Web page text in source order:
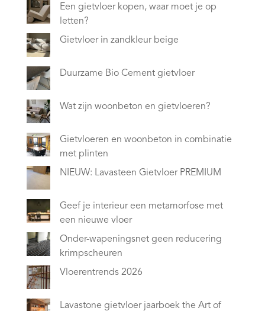
Een gietvloer kopen, waar moet je op
letten?
Gietvloer in zandkleur beige
Duurzame Bio Cement gietvloer
Wat zijn woonbeton en gietvloeren?
Gietvloeren en woonbeton in combinatie
met plinten
NIEUW: Lavasteen Gietvloer PREMIUM
Geef je interieur een metamorfose met
een nieuwe vloer
Onder-wapeningsnet geen reducering
krimpscheuren
Vloerentrends 2026
Lavastone gietvloer jaarboek the Art of